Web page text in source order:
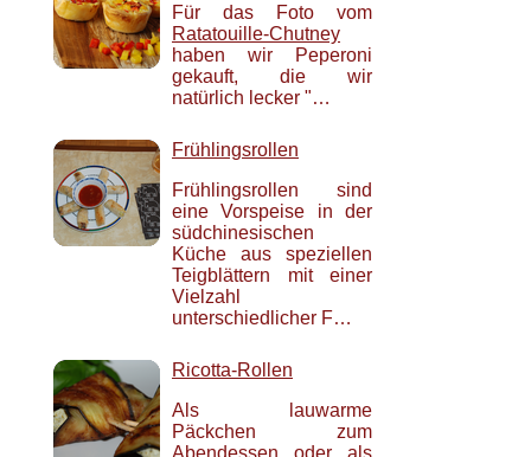
Für das Foto vom
Ratatouille-Chutney
haben wir Peperoni
gekauft, die wir
natürlich lecker "…
Frühlingsrollen
Frühlingsrollen sind
eine Vorspeise in der
südchinesischen
Küche aus speziellen
Teigblättern mit einer
Vielzahl
unterschiedlicher F…
Ricotta-Rollen
Als lauwarme
Päckchen zum
Abendessen oder als